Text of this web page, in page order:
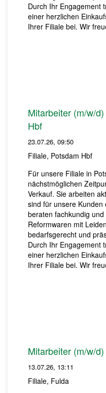
Durch Ihr Engagement
einer herzlichen
Ihrer Filiale bei. Wir
Mitarbeiter (m/w/
Hbf
23.07.26, 09:50
Filiale, Potsdam Hbf
Für unsere Filiale in
nächstmöglichen
Verkauf. Sie arbeiten
sind für unsere
beraten fachkundig
Reformwaren mit
bedarfsgerecht und
Durch Ihr Engagement
einer herzlichen
Ihrer Filiale bei. Wir
Mitarbeiter (m/w/
13.07.26, 13:11
Filiale, Fulda